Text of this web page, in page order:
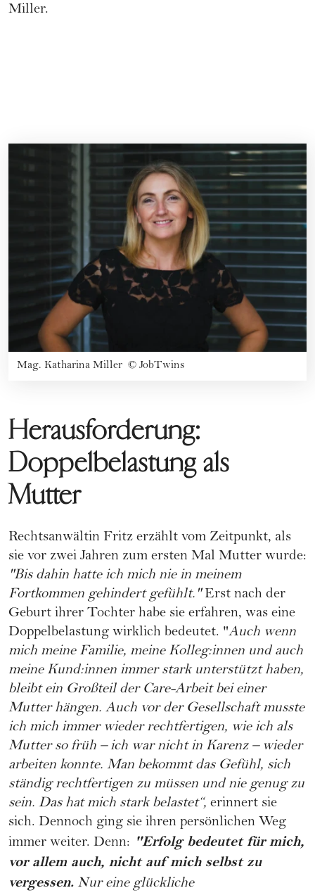
Miller.
Mag. Katharina Miller © JobTwins
Herausforderung:
Doppelbelastung als
Mutter
Rechtsanwältin Fritz erzählt vom Zeitpunkt, als
sie vor zwei Jahren zum ersten Mal Mutter wurde:
"Bis dahin hatte ich mich nie in meinem
Fortkommen gehindert gefühlt."Erst nach der
Geburt ihrer Tochter habe sie erfahren, was eine
Doppelbelastung wirklich bedeutet. "Auch wenn
mich meine Familie, meine Kolleg:innen und auch
meine Kund:innen immer stark unterstützt haben,
bleibt ein Großteil der Care-Arbeit bei einer
Mutter hängen. Auch vor der Gesellschaft musste
ich mich immer wieder rechtfertigen, wie ich als
Mutter so früh – ich war nicht in Karenz – wieder
arbeiten konnte. Man bekommt das Gefühl, sich
ständig rechtfertigen zu müssen und nie genug zu
sein. Das hat mich stark belastet“, erinnert sie
sich. Dennoch ging sie ihren persönlichen Weg
immer weiter. Denn: "Erfolg bedeutet für mich,
vor allem auch, nicht auf mich selbst zu
vergessen. Nur eine glückliche